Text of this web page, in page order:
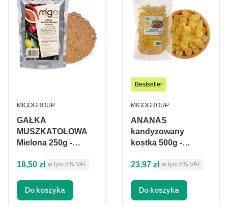
GAŁKA
MUSZKATOŁOWA
Mielona 250g -
PRODUCENT
MIGOGROUP
Cena brutto
18,50 zł w tym %s VAT
w tym 8% VAT
Do koszyka
Bestseller
ANANAS
kandyzowany
kostka 500g -
PRODUCENT
MIGOGROUP
Cena brutto
23,97 zł w tym %s VAT
w tym 5% VAT
Do koszyka